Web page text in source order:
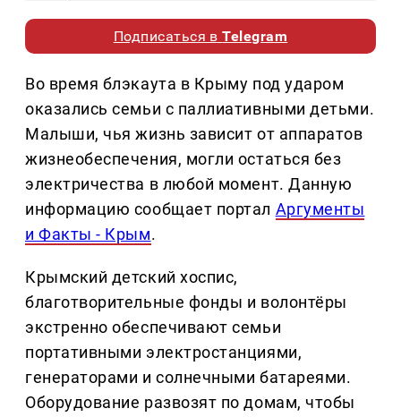
Подписаться вTelegram
Во время блэкаута в Крыму под ударом
оказались семьи с паллиативными детьми.
Малыши, чья жизнь зависит от аппаратов
жизнеобеспечения, могли остаться без
электричества в любой момент. Данную
информацию сообщает портал Аргументы
и Факты - Крым.
Крымский детский хоспис,
благотворительные фонды и волонтёры
экстренно обеспечивают семьи
портативными электростанциями,
генераторами и солнечными батареями.
Оборудование развозят по домам, чтобы